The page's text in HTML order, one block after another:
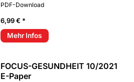
PDF-Download
6,99 € *
Mehr Infos
FOCUS-GESUNDHEIT 10/2021
E-Paper